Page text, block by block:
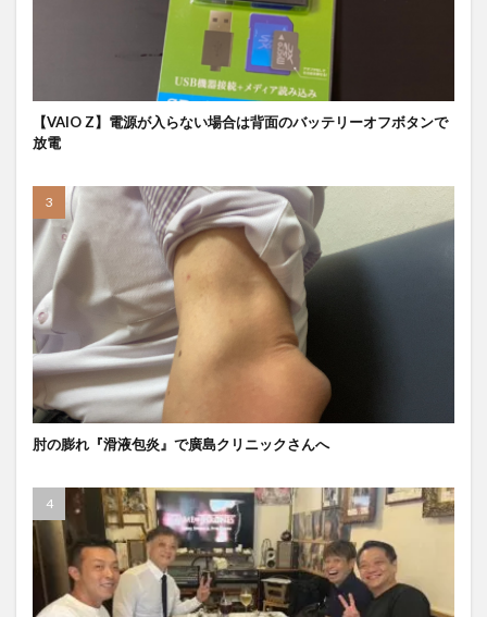
【VAIO Z】電源が入らない場合は背面のバッテリーオフボタンで
放電
肘の膨れ『滑液包炎』で廣島クリニックさんへ